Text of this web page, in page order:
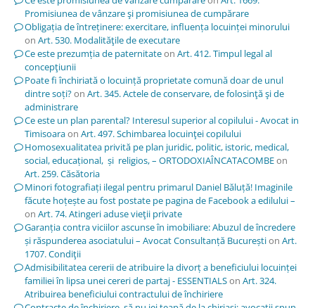
Promisiunea de vânzare şi promisiunea de cumpărare
Obligația de întreținere: exercitare, influența locuinței minorului
on Art. 530. Modalităţile de executare
Ce este prezumția de paternitateon Art. 412. Timpul legal al
concepţiunii
Poate fi închiriată o locuință proprietate comună doar de unul
dintre soți?on Art. 345. Actele de conservare, de folosinţă şi de
administrare
Ce este un plan parental? Interesul superior al copilului - Avocat in
Timisoaraon Art. 497. Schimbarea locuinţei copilului
Homosexualitatea privită pe plan juridic, politic, istoric, medical,
social, educațional, și religios, – ORTODOXIAÎNCATACOMBEon
Art. 259. Căsătoria
Minori fotografiați ilegal pentru primarul Daniel Băluță! Imaginile
făcute hoțește au fost postate pe pagina de Facebook a edilului –
on Art. 74. Atingeri aduse vieţii private
Garanția contra viciilor ascunse în imobiliare: Abuzul de încredere
și răspunderea asociatului – Avocat Consultanță Bucureștion Art.
1707. Condiţii
Admisibilitatea cererii de atribuire la divorț a beneficiului locuinței
familiei în lipsa unei cereri de partaj - ESSENTIALSon Art. 324.
Atribuirea beneficiului contractului de închiriere